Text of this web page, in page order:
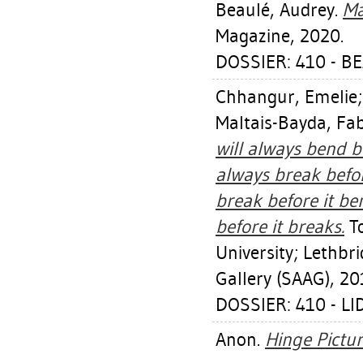
Beaulé, Audrey.
Magazine, 2020.
DOSSIER: 410 -
Chhangur, Emelie
Maltais-Bayda,
will always bend
always break
break before it
before it breaks.
University;
Gallery (SAAG),
DOSSIER: 410 -
Anon. Hinge